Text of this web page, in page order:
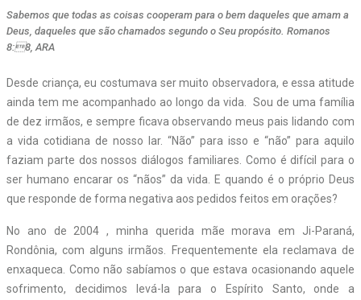
Sabemos que todas as coisas cooperam para o bem daqueles que amam a
Deus, daqueles que são chamados segundo o Seu propósito. Romanos
8:8, ARA
Desde criança, eu costumava ser muito observadora, e essa atitude
ainda tem me acompanhado ao longo da vida. Sou de uma família
de dez irmãos, e sempre ficava observando meus pais lidando com
a vida cotidiana de nosso lar. “Não” para isso e “não” para aquilo
faziam parte dos nossos diálogos familiares. Como é difícil para o
ser humano encarar os “nãos” da vida. E quando é o próprio Deus
que responde de forma negativa aos pedidos feitos em orações?
No ano de 2004 , minha querida mãe morava em Ji-Paraná,
Rondônia, com alguns irmãos. Frequentemente ela reclamava de
enxaqueca. Como não sabíamos o que estava ocasionando aquele
sofrimento, decidimos levá-la para o Espírito Santo, onde a